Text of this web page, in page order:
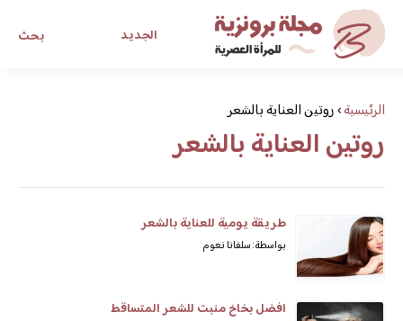
بحث الجديد
مجلة برونزية للفتاة العصرية
ابحث عن أي موضوع يهمك
الرئيسية›روتين العناية بالشعر
روتين العناية بالشعر
طريقة يومية للعناية بالشعر
بواسطة: سلفانا نعوم
افضل بخاخ منبت للشعر المتساقط